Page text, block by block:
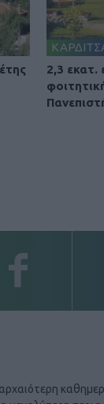
2,3 εκατ.